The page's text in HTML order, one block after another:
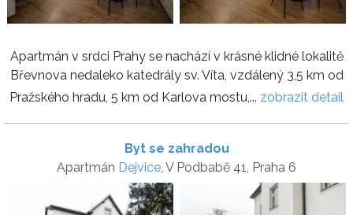
Apartmán v srdci Prahy se nachází v krásné klidné lokalitě
Břevnova nedaleko katedrály sv. Víta, vzdálený 3,5 km od
Pražského hradu, 5 km od Karlova mostu,... zobrazit detail
Byt se zahradou
Apartmán Dejvice, V Podbabě 41, Praha 6